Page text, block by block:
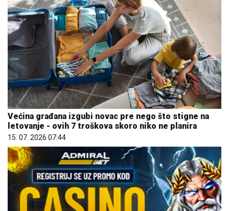
Većina građana izgubi novac pre nego što stigne na
letovanje - ovih 7 troškova skoro niko ne planira
15. 07. 2026 07:44